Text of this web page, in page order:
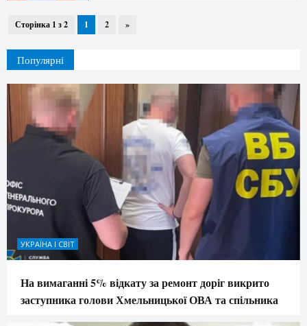
Сторінка 1 з 2 1 2 »
Популярні
УКРАЇНА І СВІТ
На вимаганні 5% відкату за ремонт доріг викрито
заступника голови Хмельницької ОВА та спільника